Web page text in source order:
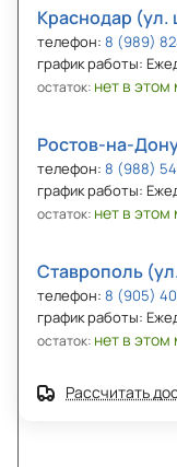
Краснодар (ул.
телефон: 8 (989)
график работы:
остаток: нет в этом
Ростов-на-
телефон: 8 (988)
график работы:
остаток: нет в этом
Ставрополь
телефон: 8 (905)
график работы:
остаток: нет в этом
Рассчитать